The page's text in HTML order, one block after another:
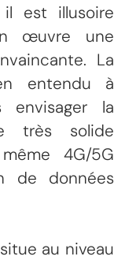
est illusoire
œuvre une
La
entendu à
envisager la
très solide
4G/5G
de données
au niveau